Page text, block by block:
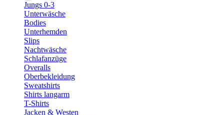
Jungs 0-3
Unterwäsche
Bodies
Unterhemden
Slips
Nachtwäsche
Schlafanzüge
Overalls
Oberbekleidung
Sweatshirts
Shirts langarm
T-Shirts
Jacken & Westen